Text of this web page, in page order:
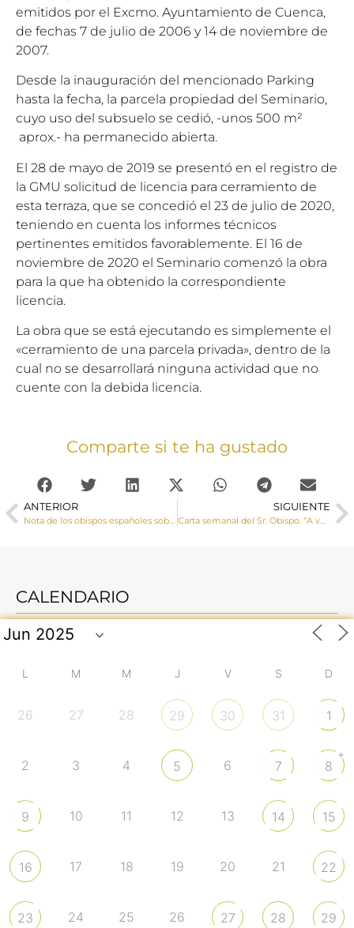
emitidos por el Excmo. Ayuntamiento de Cuenca,
de fechas 7 de julio de 2006 y 14 de noviembre de
2007.
Desde la inauguración del mencionado Parking
hasta la fecha, la parcela propiedad del Seminario,
cuyo uso del subsuelo se cedió, -unos 500 m²
aprox.- ha permanecido abierta.
El 28 de mayo de 2019 se presentó en el registro de
la GMU solicitud de licencia para cerramiento de
esta terraza, que se concedió el 23 de julio de 2020,
teniendo en cuenta los informes técnicos
pertinentes emitidos favorablemente. El 16 de
noviembre de 2020 el Seminario comenzó la obra
para la que ha obtenido la correspondiente
licencia.
La obra que se está ejecutando es simplemente el
«cerramiento de una parcela privada», dentro de la
cual no se desarrollará ninguna actividad que no
cuente con la debida licencia.
Comparte si te ha gustado
ANTERIOR
Nota de los obispos españoles sobre la nueva Ley de Educación
SIGUIENTE
Carta semanal del Sr. Obispo. “A vueltas con la “ley Celáa” de educación”
CALENDARIO
L M M J V S D
26 27 28 29 30 31 1
2 3 4 5 6 7 8
+
9 10 11 12 13 14 15
16 17 18 19 20 21 22
23 24 25 26 27 28 29